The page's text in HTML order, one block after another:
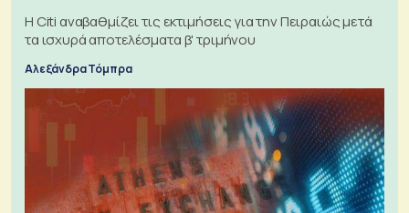
Η Citi αναβαθμίζει τις εκτιμήσεις για την Πειραιώς μετά
τα ισχυρά αποτελέσματα β' τριμήνου
Αλεξάνδρα Τόμπρα